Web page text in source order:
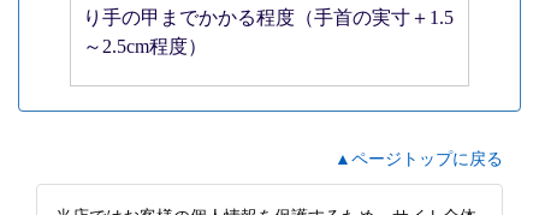
り手の甲までかかる程度（手首の実寸＋1.5
～2.5cm程度）
▲ページトップに戻る